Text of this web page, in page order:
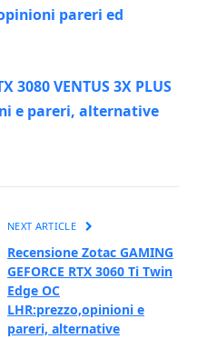
pareri ed
3080 VENTUS 3X PLUS
e pareri, alternative
NEXT ARTICLE
Recensione Zotac GAMING
GEFORCE RTX 3060 Ti Twin
Edge OC
LHR:prezzo,opinioni e
pareri, alternative